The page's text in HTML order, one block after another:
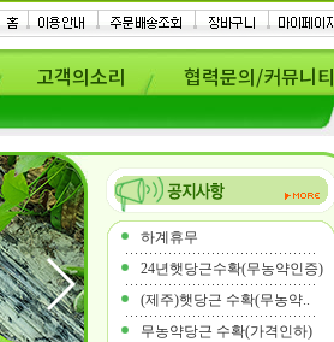
고객의소리 협력문의/커뮤니티
하계휴무
24년햇당근수확(무농약인증)
(제주)햇당근 수확(무농약..
무농약당근 수확(가격인하)